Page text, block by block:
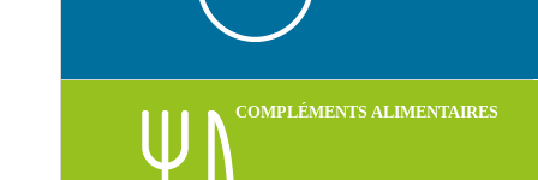
COMPLÉMENTS ALIMENTAIRES